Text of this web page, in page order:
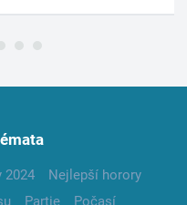
2024
Nejlepší horory
Partie
Počasí